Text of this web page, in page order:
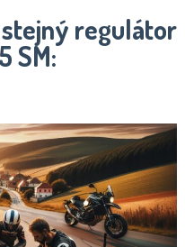
regulátor
SM: